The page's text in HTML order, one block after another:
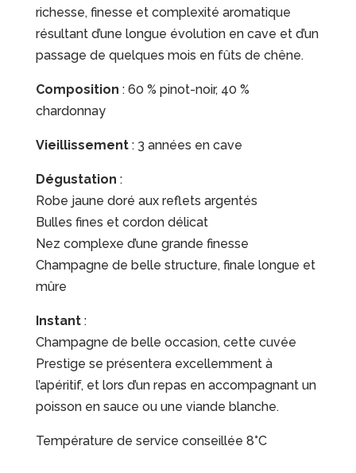
richesse, finesse et complexité aromatique
résultant d’une longue évolution en cave et d’un
passage de quelques mois en fûts de chêne.
Composition : 60 % pinot-noir, 40 %
chardonnay
Vieillissement: 3 années en cave
Dégustation :
Robe jaune doré aux reflets argentés
Bulles fines et cordon délicat
Nez complexe d’une grande finesse
Champagne de belle structure, finale longue et
mûre
Instant:
Champagne de belle occasion, cette cuvée
Prestige se présentera excellemment à
l’apéritif, et lors d’un repas en accompagnant un
poisson en sauce ou une viande blanche.
Température de service conseillée 8°C